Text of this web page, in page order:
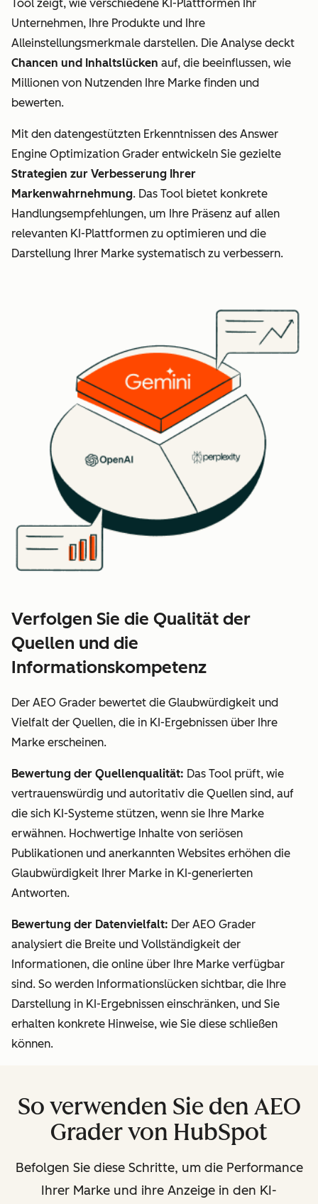
Tool zeigt, wie verschiedene KI-Plattformen Ihr
Unternehmen, Ihre Produkte und Ihre
Alleinstellungsmerkmale darstellen. Die Analyse deckt
Chancen und Inhaltslücken auf, die beeinflussen, wie
Millionen von Nutzenden Ihre Marke finden und
bewerten.
Mit den datengestützten Erkenntnissen des Answer
Engine Optimization Grader entwickeln Sie gezielte
Strategien zur Verbesserung Ihrer
Markenwahrnehmung. Das Tool bietet konkrete
Handlungsempfehlungen, um Ihre Präsenz auf allen
relevanten KI-Plattformen zu optimieren und die
Darstellung Ihrer Marke systematisch zu verbessern.
Verfolgen Sie die Qualität der
Quellen und die
Informationskompetenz
Der AEO Grader bewertet die Glaubwürdigkeit und
Vielfalt der Quellen, die in KI-Ergebnissen über Ihre
Marke erscheinen.
Bewertung der Quellenqualität: Das Tool prüft, wie
vertrauenswürdig und autoritativ die Quellen sind, auf
die sich KI-Systeme stützen, wenn sie Ihre Marke
erwähnen. Hochwertige Inhalte von seriösen
Publikationen und anerkannten Websites erhöhen die
Glaubwürdigkeit Ihrer Marke in KI-generierten
Antworten.
Bewertung der Datenvielfalt: Der AEO Grader
analysiert die Breite und Vollständigkeit der
Informationen, die online über Ihre Marke verfügbar
sind. So werden Informationslücken sichtbar, die Ihre
Darstellung in KI-Ergebnissen einschränken, und Sie
erhalten konkrete Hinweise, wie Sie diese schließen
können.
So verwenden Sie den AEO
Grader von HubSpot
Befolgen Sie diese Schritte, um die Performance
Ihrer Marke und ihre Anzeige in den KI-